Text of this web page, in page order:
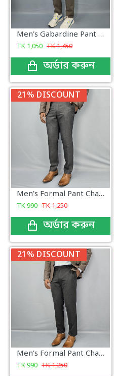
Men's Gabardine Pant Medium Grey
TK 1,050 TK1,450
অর্ডার করুন
21% DISCOUNT
Men's Formal Pant Charcoal New Collection
TK990 TK1,250
অর্ডার করুন
21% DISCOUNT
Men's Formal Pant Charcoal Color
TK990 TK1,250